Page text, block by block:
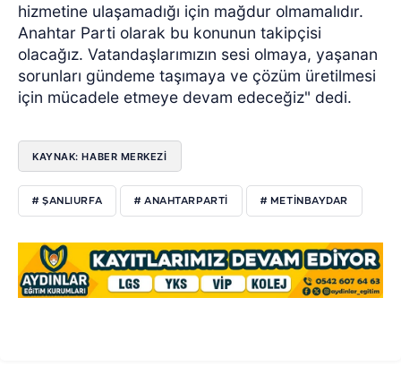
hizmetine ulaşamadığı için mağdur olmamalıdır.
Anahtar Parti olarak bu konunun takipçisi
olacağız. Vatandaşlarımızın sesi olmaya, yaşanan
sorunları gündeme taşımaya ve çözüm üretilmesi
için mücadele etmeye devam edeceğiz" dedi.
KAYNAK: HABER MERKEZİ
# ŞANLIURFA # ANAHTARPARTI # METINBAYDAR